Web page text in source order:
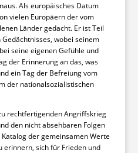
Als europäisches Datum
vielen Europäern der vom
Länder gedacht. Er ist Teil
wobei seinem
seine eigenen Gefühle und
der Erinnerung an das, was
ein Tag der Befreiung vom
der nationalsozialistischen
rechtfertigenden Angriffskrieg
den nicht absehbaren Folgen
der gemeinsamen Werte
erinnern, sich für Frieden und